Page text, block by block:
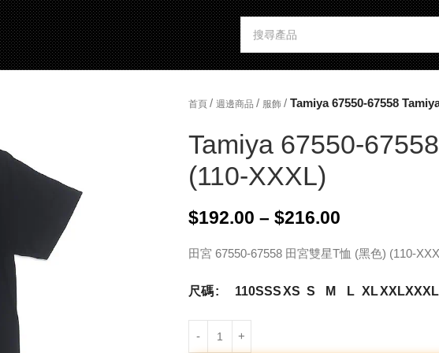
首頁 / 週邊商品 / 服飾 / Tamiya 67550-67558
Tamiya 67550-
(110-XXXL)
$192.00 – $216.00
田宮 67550-67558 田宮雙星T恤 (黑色) (110-
尺碼 110SSSXS S M L XLXXLXXXL